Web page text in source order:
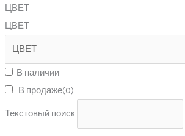
ЦВЕТ
ЦВЕТ
В наличии
В продаже(0)
Текстовый поиск